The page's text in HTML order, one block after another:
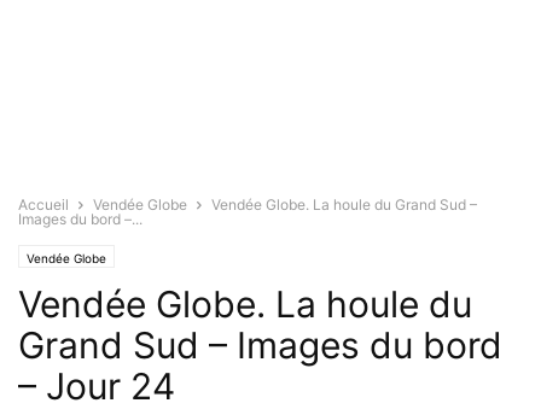
Accueil Vendée Globe
Vendée Globe. La houle du Grand Sud –
Images du bord –...
Vendée Globe
Vendée Globe. La houle du
Grand Sud – Images du bord
– Jour 24